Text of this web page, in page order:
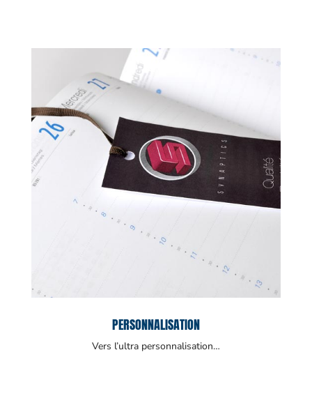
PERSONNALISATION
Vers l’ultra personnalisation…